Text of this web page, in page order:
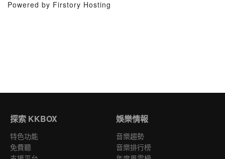
Powered by Firstory Hosting
探索 KKBOX
特色功能
免費聽
娛樂情報
音樂趨勢
音樂排行榜